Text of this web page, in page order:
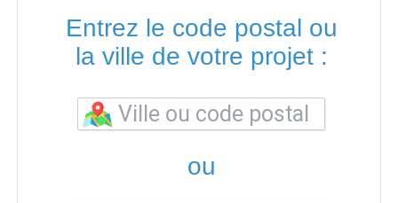
Entrez le code postal ou
la ville de votre projet :
ou